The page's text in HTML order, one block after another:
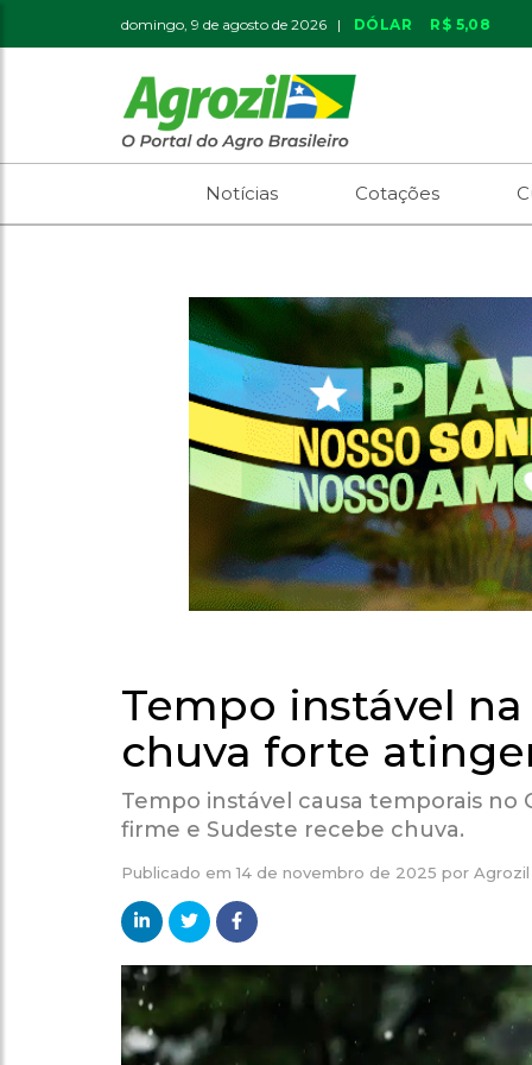
domingo, 9 de agosto de 2026 | DÓLAR R$ 5,08
Notícias Cotações
Tempo instável
chuva forte
Tempo instável causa temporais
firme e Sudeste recebe chuva.
Publicado em14 de novembro de 2025 por Agrozil